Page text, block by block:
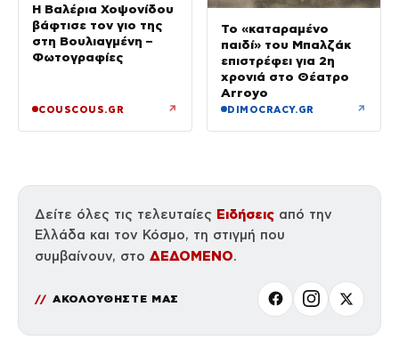
Η Βαλέρια Χοψονίδου
βάφτισε τον γιο της
στη Βουλιαγμένη –
Φωτογραφίες
COUSCOUS.GR ↗
Το «καταραμένο
παιδί» του Μπαλζάκ
επιστρέφει για 2η
χρονιά στο Θέατρο
Arroyo
DIMOCRACY.GR ↗
Δείτε όλες τις τελευταίες Ειδήσεις από την
Ελλάδα και τον Κόσμο, τη στιγμή που
συμβαίνουν, στο ΔΕΔΟΜΕΝΟ.
ΑΚΟΛΟΥΘΗΣΤΕ ΜΑΣ